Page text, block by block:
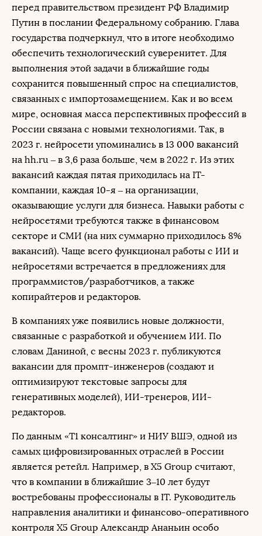
перед правительством президент РФ Владимир
Путин в послании Федеральному собранию. Глава
государства подчеркнул, что в итоге необходимо
обеспечить технологический суверенитет. Для
выполнения этой задачи в ближайшие годы
сохранится повышенный спрос на специалистов,
связанных с импортозамещением. Как и во всем
мире, основная масса перспективных профессий в
России связана с новыми технологиями. Так, в
2023 г. нейросети упоминались в 13 000 вакансий
на hh.ru – в 3,6 раза больше, чем в 2022 г. Из этих
вакансий каждая пятая приходилась на IT-
компании, каждая 10-я – на организации,
оказывающие услуги для бизнеса. Навыки работы с
нейросетями требуются также в финансовом
секторе и СМИ (на них суммарно приходилось 8%
вакансий). Чаще всего функционал работы с ИИ и
нейросетями встречается в предложениях для
программистов/разработчиков, а также
копирайтеров и редакторов.
В компаниях уже появились новые должности,
связанные с разработкой и обучением ИИ. По
словам Даниной, с весны 2023 г. публикуются
вакансии для промпт-инженеров (создают и
оптимизируют текстовые запросы для
генеративных моделей), ИИ-тренеров, ИИ-
редакторов.
По данным «T1 консалтинг» и НИУ ВШЭ, одной из
самых цифровизированных отраслей в России
является ретейл. Например, в X5 Group считают,
что в компании в ближайшие 3–10 лет будут
востребованы профессионалы в IT. Руководитель
направления аналитики и финансово-оперативного
контроля X5 Group Александр Ананьин особо